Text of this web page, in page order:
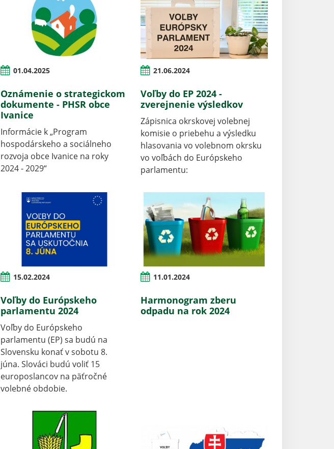
01.04.2025
Oznámenie o strategickom
dokumente - PHSR obce
Ivanice
Informácie k „Program
hospodárskeho a sociálneho
rozvoja obce Ivanice na roky
2024 - 2029“
21.06.2024
Voľby do EP 2024 -
zverejnenie výsledkov
Zápisnica okrskovej volebnej
komisie o priebehu a výsledku
hlasovania vo volebnom okrsku
vo voľbách do Európskeho
parlamentu:
15.02.2024
Voľby do Európskeho
parlamentu 2024
Voľby do Európskeho
parlamentu (EP) sa budú na
Slovensku konať v sobotu 8.
júna. Slováci budú voliť 15
europoslancov na päťročné
volebné obdobie.
11.01.2024
Harmonogram zberu
odpadu na rok 2024